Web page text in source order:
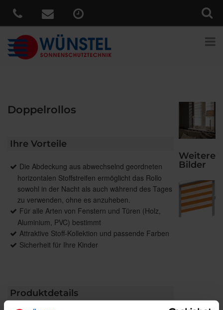
Doppelrollos
Ihre Vorteile
Die Abdeckung aus abwechselnd geordneten
horizontalen Stoffstreifen ermöglicht das Rollo
sowohl in der Nacht als auch während des Tages
zu verwenden, ohne es anzuheben.
Für alle Arten von Fenstern und Türen (Holz,
Aluminium, PVC) bestimmt
Attraktive Stoff-Kollektion und passende Farben
Sicherheit für Ihre Kinder
Produktdetails
Weitere
Bilder